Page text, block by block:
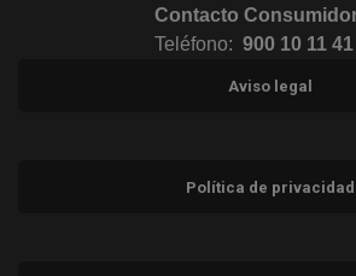
Contacto
Teléfono: 900 10 11 41
Aviso legal
Política de privacidad